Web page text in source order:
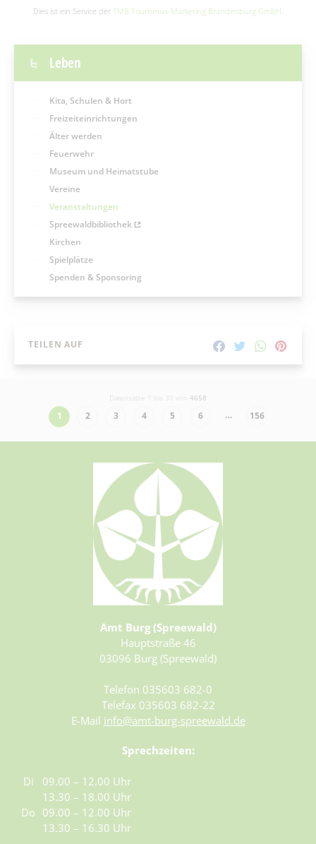
Dies ist ein Service der TMB Tourismus-Marketing Brandenburg GmbH.
Leben
Kita, Schulen & Hort
Freizeiteinrichtungen
Älter werden
Feuerwehr
Museum und Heimatstube
Vereine
Veranstaltungen
Spreewaldbibliothek
Kirchen
Spielplätze
Spenden & Sponsoring
TEILEN AUF
Datensätze 1 bis 30 von 4658
1 2 3 4 5 6 … 156
Amt Burg (Spreewald)
Hauptstraße 46
03096 Burg (Spreewald)
Telefon 035603 682-0
Telefax 035603 682-22
E-Mail info@amt-burg-spreewald.de
Sprechzeiten:
Di
09.00 – 12.00 Uhr
13.30 – 18.00 Uhr
Do 09.00 – 12.00 Uhr
13.30 – 16.30 Uhr